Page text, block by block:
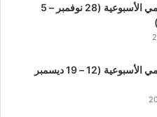
نشرة أخبار الأنمي الأسبوعية (28 نوفمبر – 5
نشرة أخبار الأنمي الأسبوعية (12 – 19 ديسمبر